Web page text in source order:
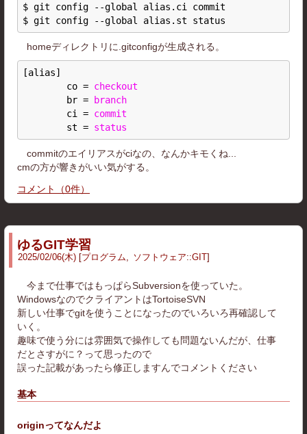
$ git config --global alias.ci commit
homeディレクトリに.gitconfigが生成される。
[alias]
co = checkout
br =
branch
ci
= commit
st = status
commitのエイリアスがciなの、なんかキモくね...
cmの方が響きがいい気がする。
コメント
（0件）
ゆるGIT学習
2025/02/06(木) プログラム ソフトウェア::GIT
今まで仕事ではもっぱらSubversionを使っていた。
WindowsなのでクライアントはTortoiseSVN
新しい仕事でgitを使うことになったのでいろいろ再確認して
いく。
趣味で使う分には雰囲気で操作しても問題ないんだが、仕事
だとさすがに？って思ったので
誤った記載があったら修正しますんでコメントください
基本
originってなんだよ